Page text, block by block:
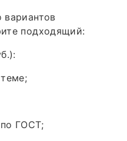
вариантов
подходящий:
ГОСТ;